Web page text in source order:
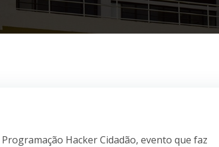
Hacker Cidadão, evento que faz